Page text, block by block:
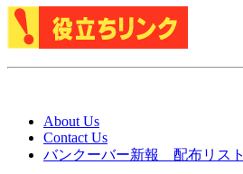
About Us
Contact Us
バンクーバー新報 配布リスト